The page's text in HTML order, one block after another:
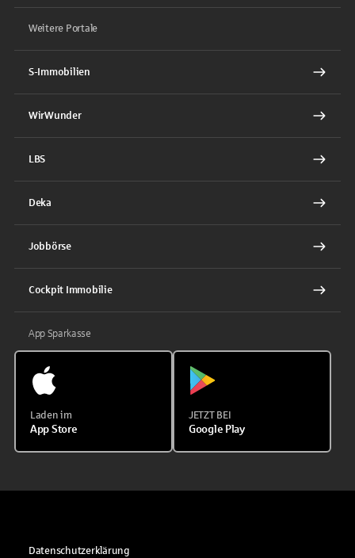
Weitere Portale
S-Immobilien
WirWunder
LBS
Deka
Jobbörse
Cockpit Immobilie
App Sparkasse
Laden im
App Store
JETZT BEI
Google Play
Datenschutzerklärung